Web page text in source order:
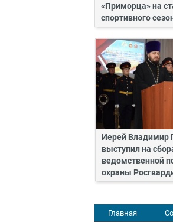
«Приморца» на
спортивного
Иерей Владимир
выступил на
ведомственной
охраны
Главная